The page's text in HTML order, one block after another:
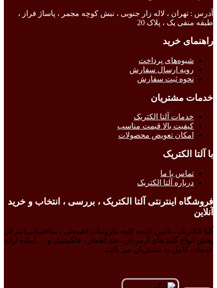
آدرس : تهران ، لاله زار جنوبی ، نبش کوچه مجمر ، پاساژ فراز ،
طبقه منفی یک ، پلاک 20
راهنمای خرید
شیوه‌های پرداخت
رویه ارسال سفارش
نحوه ثبت سفارش
خدمات مشتریان
خدمات آلتا الکتریک
کیفیت بالا قیمت مناسب
امکان تعویض محصولات
با آلتا الکتریک
تماس با ما
درباره آلتا الکتریک
فروشگاه اینترنتی آلتا الکتریک ، بررسی ، انتخاب و خرید
آنلاین
آلتا الکتریک ، تامین کننده کلیه ملزومات (صنعتی ، ساختمانی) مرکز
پخش انواع گلند های آرمردار ، ضد انفجار ، فلکسیبل و … آماده ارائه
خدمات کامل به مشتریان می باشد.